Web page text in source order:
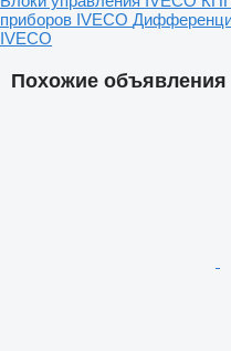
Похожие объявления
приборов IVECO
IVECO